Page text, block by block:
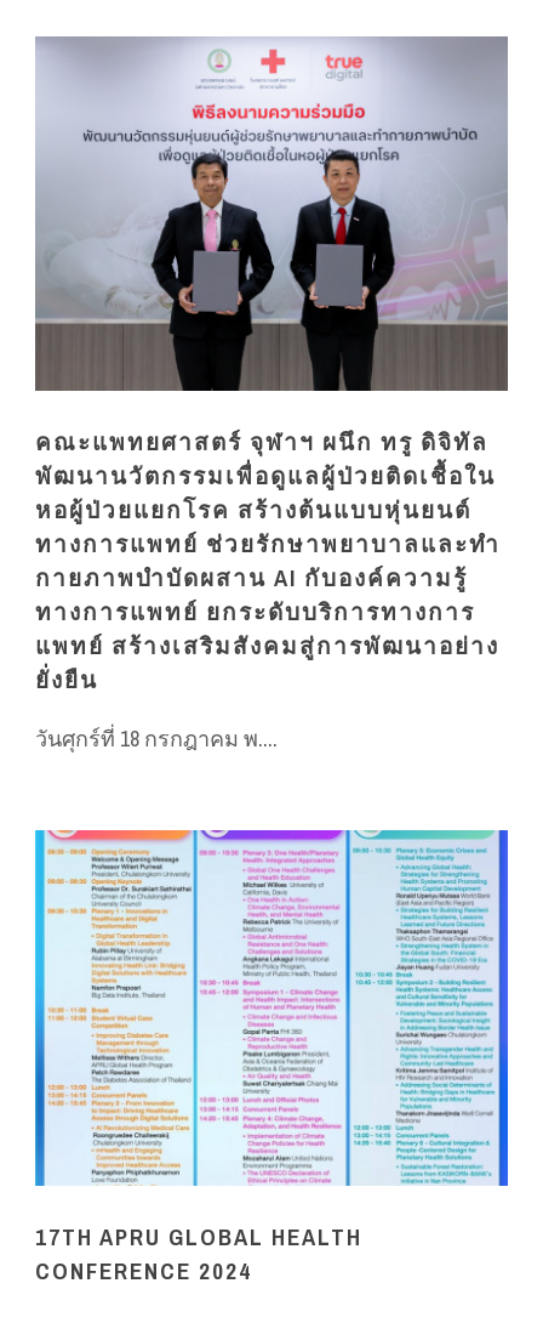
คณะแพทยศาสตร์ จุฬาฯ ผนึก ทรู ดิจิทัล
พัฒนานวัตกรรมเพื่อดูแลผู้ป่วยติดเชื้อใน
หอผู้ป่วยแยกโรค สร้างต้นแบบหุ่นยนต์
ทางการแพทย์ ช่วยรักษาพยาบาลและทำ
กายภาพบำบัดผสาน AI กับองค์ความรู้
ทางการแพทย์ ยกระดับบริการทางการ
แพทย์ สร้างเสริมสังคมสู่การพัฒนาอย่าง
ยั่งยืน
วันศุกร์ที่ 18 กรกฎาคม พ....
17TH APRU GLOBAL HEALTH
CONFERENCE 2024